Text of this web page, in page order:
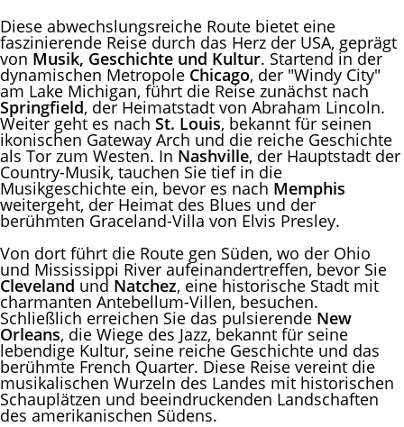
Diese abwechslungsreiche Route bietet eine
faszinierende Reise durch das Herz der USA, geprägt
von Musik, Geschichte und Kultur. Startend in der
dynamischen Metropole Chicago, der "Windy City"
am Lake Michigan, führt die Reise zunächst nach
Springfield, der Heimatstadt von Abraham Lincoln.
Weiter geht es nach St. Louis, bekannt für seinen
ikonischen Gateway Arch und die reiche Geschichte
als Tor zum Westen. In Nashville, der Hauptstadt der
Country-Musik, tauchen Sie tief in die
Musikgeschichte ein, bevor es nach Memphis
weitergeht, der Heimat des Blues und der
berühmten Graceland-Villa von Elvis Presley.
Von dort führt die Route gen Süden, wo der Ohio
und Mississippi River aufeinandertreffen, bevor Sie
Cleveland und Natchez, eine historische Stadt mit
charmanten Antebellum-Villen, besuchen.
Schließlich erreichen Sie das pulsierende New
Orleans, die Wiege des Jazz, bekannt für seine
lebendige Kultur, seine reiche Geschichte und das
berühmte French Quarter. Diese Reise vereint die
musikalischen Wurzeln des Landes mit historischen
Schauplätzen und beeindruckenden Landschaften
des amerikanischen Südens.